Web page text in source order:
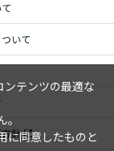
いて
針
テンツの最適な
に同意したものと